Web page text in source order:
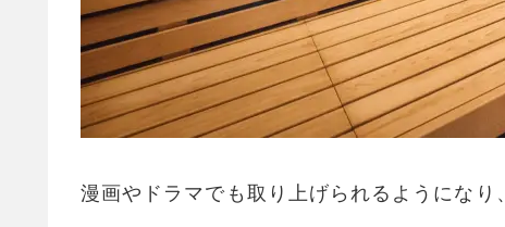
漫画やドラマでも取り上げられるようになり